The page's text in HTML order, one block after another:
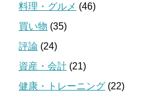
料理・グルメ (46)
買い物 (35)
評論 (24)
資産・会計 (21)
健康・トレーニング (22)